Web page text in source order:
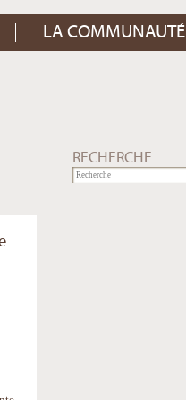
LA COMMUNAUTÉ
RECHERCHE